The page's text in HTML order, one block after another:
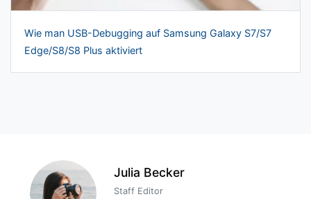
Wie man USB-Debugging auf Samsung Galaxy S7/S7
Edge/S8/S8 Plus aktiviert
Julia Becker
Staff Editor